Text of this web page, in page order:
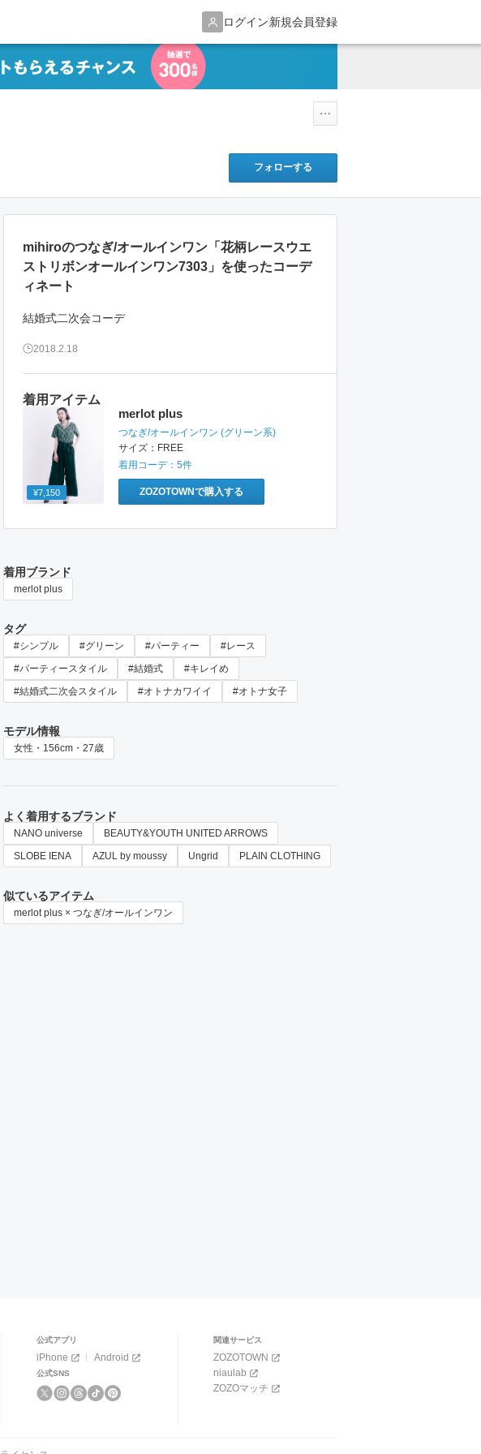
ログイン新規会員登録
フォローする
着用アイテム
¥7,150
merlot plus
つなぎ/オールインワン (グリーン系)
サイズ： FREE
着用コーデ： 5件
ZOZOTOWNで購入する
mihiroのつなぎ/オールインワン「花柄レースウエ
ストリボンオールインワン7303」を使ったコーデ
ィネート
結婚式二次会コーデ
2018.2.18
着用ブランド
merlot plus
タグ
#シンプル #グリーン #パーティー
#レース
#パーティースタイル
#結婚式
#キレイめ
#結婚式二次会スタイル
#オトナカワイイ #オトナ女子
モデル情報
女性・156cm・27歳
よく着用するブランド
NANO universe
BEAUTY&YOUTH UNITED ARROWS
SLOBE IENA
AZUL by moussy Ungrid PLAIN CLOTHING
似ているアイテム
merlot plus × つなぎ/オールインワン
公式アプリ
iPhone Android
公式SNS
関連サービス
ZOZOTOWN
niaulab
ZOZOマッチ